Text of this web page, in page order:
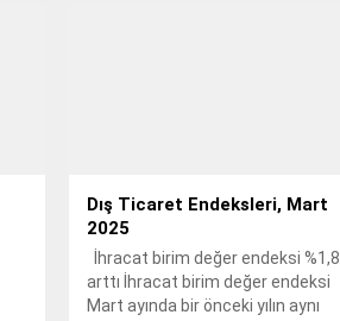
Dış Ticaret Endeksleri, Mart
2025
İhracat birim değer endeksi %1,8
arttı İhracat birim değer endeksi
Mart ayında bir önceki yılın aynı